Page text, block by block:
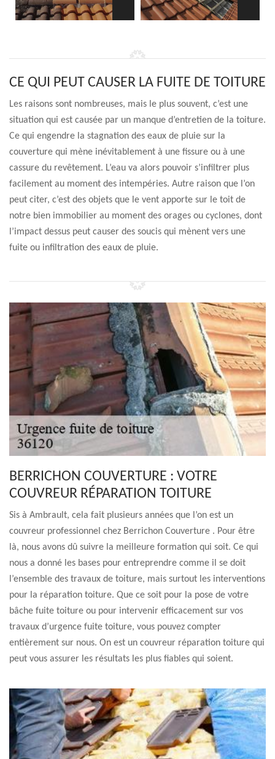
CE QUI PEUT CAUSER LA FUITE DE TOITURE
Les raisons sont nombreuses, mais le plus souvent, c’est une
situation qui est causée par un manque d’entretien de la toiture.
Ce qui engendre la stagnation des eaux de pluie sur la
couverture qui mène inévitablement à une fissure ou à une
cassure du revêtement. L’eau va alors pouvoir s’infiltrer plus
facilement au moment des intempéries. Autre raison que l’on
peut citer, c’est des objets que le vent apporte sur le toit de
notre bien immobilier au moment des orages ou cyclones, dont
l’impact dessus peut causer des soucis qui mènent vers une
fuite ou infiltration des eaux de pluie.
BERRICHON COUVERTURE : VOTRE
COUVREUR RÉPARATION TOITURE
Sis à Ambrault, cela fait plusieurs années que l’on est un
couvreur professionnel chez Berrichon Couverture . Pour être
là, nous avons dû suivre la meilleure formation qui soit. Ce qui
nous a donné les bases pour entreprendre comme il se doit
l’ensemble des travaux de toiture, mais surtout les interventions
pour la réparation toiture. Que ce soit pour la pose de votre
bâche fuite toiture ou pour intervenir efficacement sur vos
travaux d’urgence fuite toiture, vous pouvez compter
entièrement sur nous. On est un couvreur réparation toiture qui
peut vous assurer les résultats les plus fiables qui soient.